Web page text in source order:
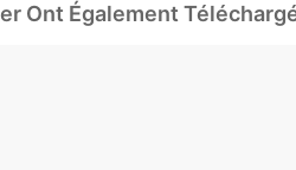
Ont Également